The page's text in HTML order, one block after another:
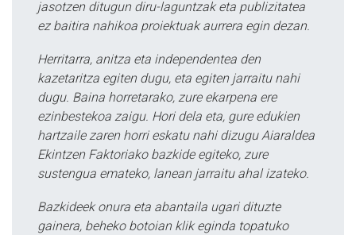
jasotzen ditugun diru-laguntzak eta publizitatea
ez baitira nahikoa proiektuak aurrera egin dezan.
Herritarra, anitza eta independentea den
kazetaritza egiten dugu, eta egiten jarraitu nahi
dugu. Baina horretarako, zure ekarpena ere
ezinbestekoa zaigu. Hori dela eta, gure edukien
hartzaile zaren horri eskatu nahi dizugu Aiaraldea
Ekintzen Faktoriako bazkide egiteko, zure
sustengua emateko, lanean jarraitu ahal izateko.
Bazkideek onura eta abantaila ugari dituzte
gainera, beheko botoian klik eginda topatuko